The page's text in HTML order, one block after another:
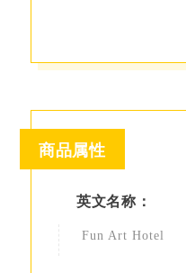
商品属性
英文名称：
Fun Art Hotel